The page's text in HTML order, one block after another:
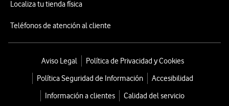
Localiza tu tienda física
Teléfonos de atención al cliente
Aviso Legal
Política de Privacidad y Cookies
Política Seguridad de Información
Accesibilidad
Información a clientes
Calidad del servicio